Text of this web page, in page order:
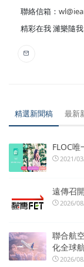
聯絡信箱：
精彩在我 濰樂隨我
精選新聞稿 最新
FLOC
2021/
遠傳召
2026/
聯合航
化全球
2026/